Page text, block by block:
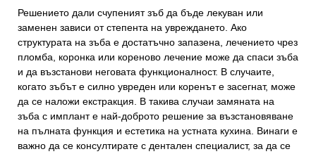
Решението дали счупеният зъб да бъде лекуван или
заменен зависи от степента на увреждането. Ако
структурата на зъба е достатъчно запазена, лечението чрез
пломба, коронка или кореново лечение може да спаси зъба
и да възстанови неговата функционалност. В случаите,
когато зъбът е силно увреден или коренът е засегнат, може
да се наложи екстракция. В такива случаи замяната на
зъба с имплант е най-доброто решение за възстановяване
на пълната функция и естетика на устната кухина. Винаги е
важно да се консултирате с дентален специалист, за да се